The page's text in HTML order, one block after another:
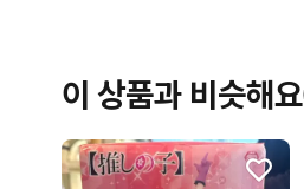
이 상품과 비슷해요